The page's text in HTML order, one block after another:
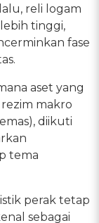
reli logam
tinggi,
fase
aset yang
makro
diikuti
tema
perak tetap
sebagai